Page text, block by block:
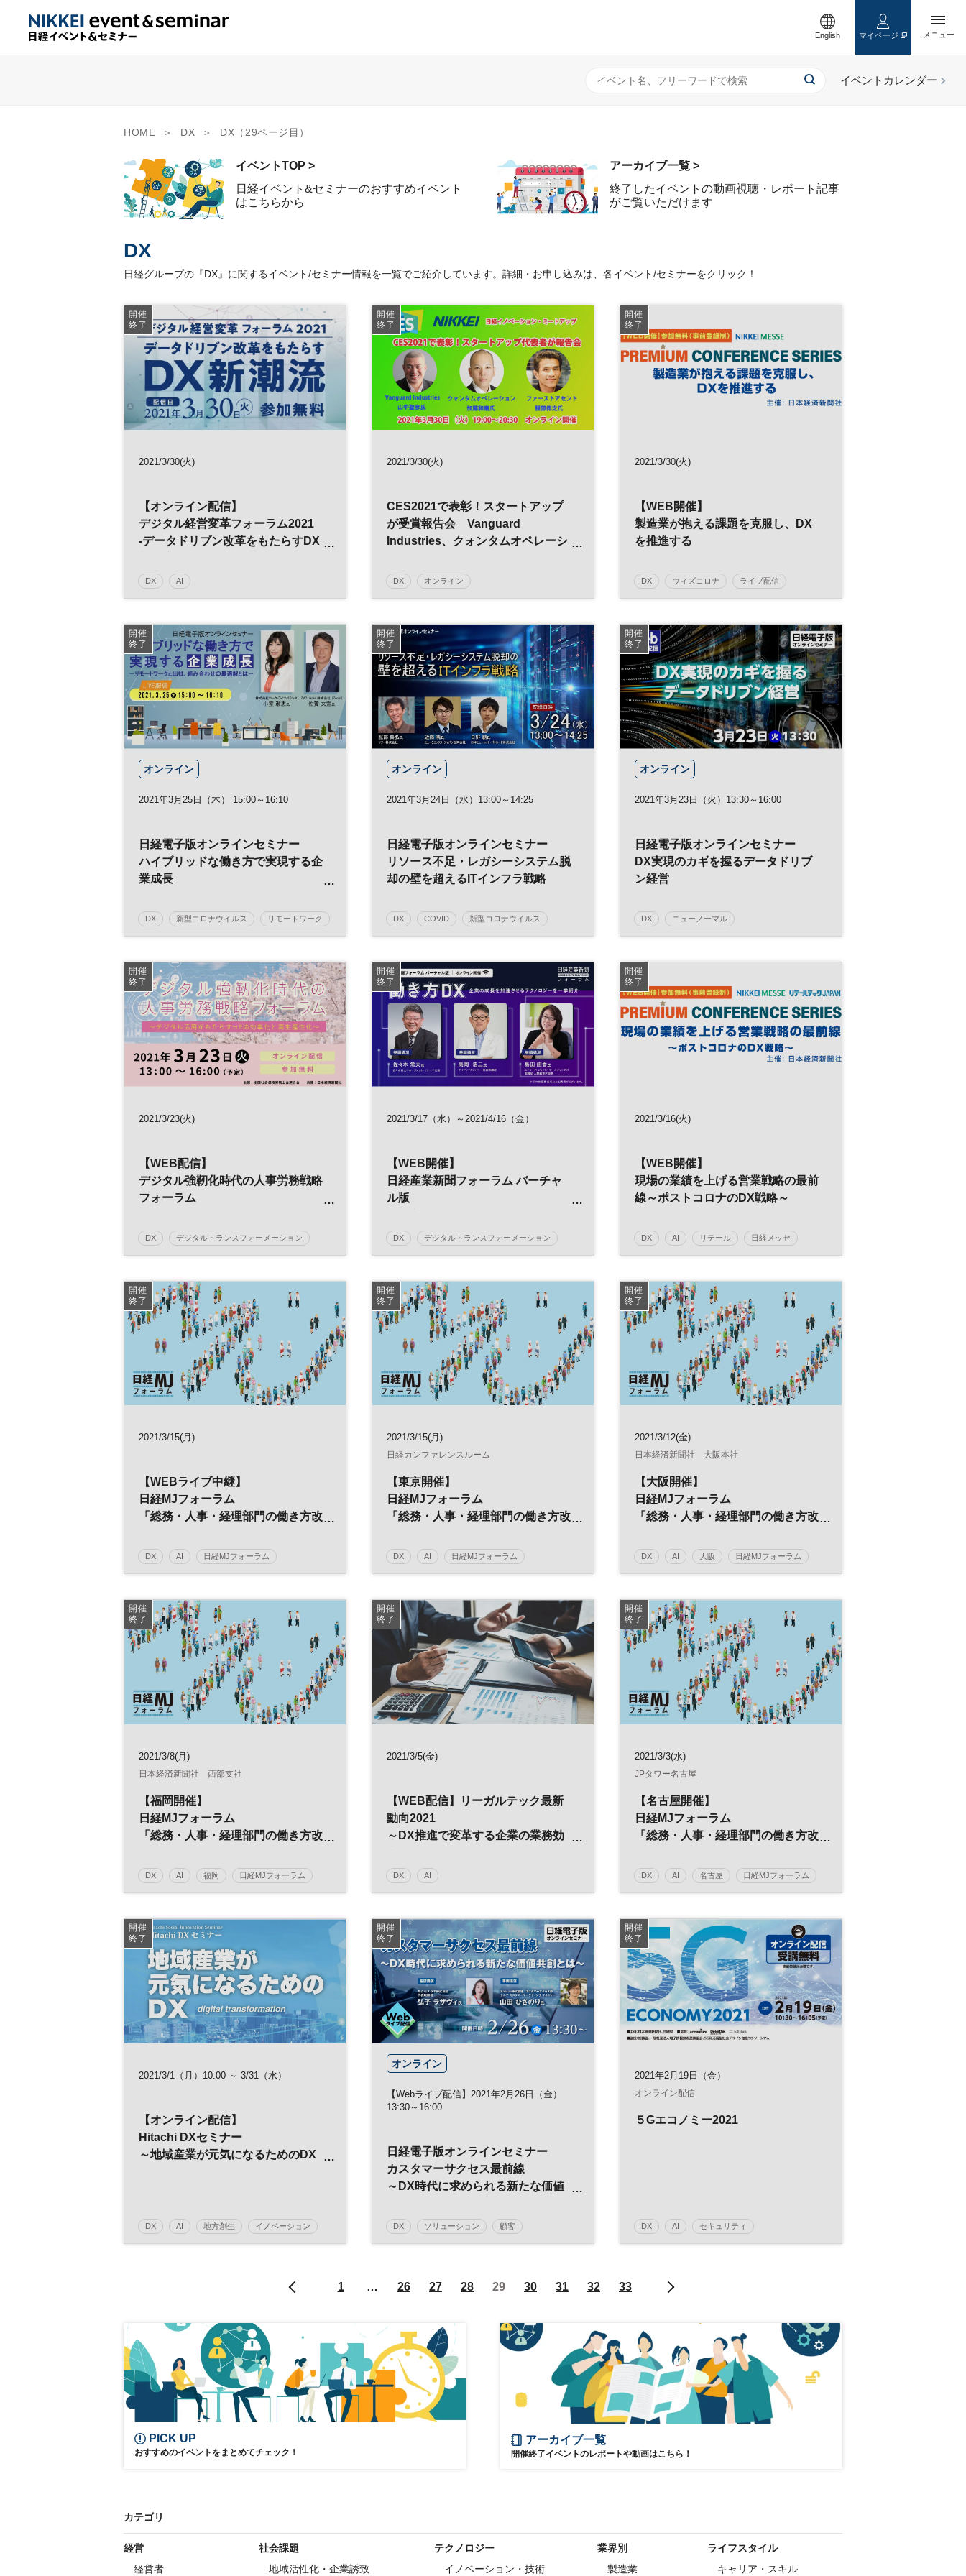
English マイページ
HOME DX DX（29ページ目）
イベントTOP >
日経イベント&セミナーのおすすめイベント
はこちらから
アーカイブ一覧 >
終了したイベントの動画視聴・レポート記事
がご覧いただけます
DX
日経グループの『DX』に関するイベント/セミナー情報を一覧でご紹介しています。詳細・お申し込みは、各イベント/セミナーをクリック！
開催
終了
2021/3/30(火)
【オンライン配信】
デジタル経営変革フォーラム2021
-データドリブン改革をもたらすDX
DX AI
経営 業務効率化 CX デジタル
参加無料
開催
終了
2021/3/30(火)
CES2021で表彰！スタートアップ
が受賞報告会 Vanguard
Industries、クォンタムオペレーシ
表が登壇◇３月30日19時オンライ
ン開催◇日経イノベーション・ミー
DX オンライン
ベンチャーキャピタル イノベーション
デジタルトランスフォーメーション
テクノロジー CES スタートアップ
デジタル オープンイノベーション
ベンチャー
開催
終了
2021/3/30(火)
【WEB開催】
製造業が抱える課題を克服し、DX
を推進する
DX ウィズコロナ ライブ配信
デジタルトランスフォーメーション IT
製造業 参加無料
日経メッセプレミアム・カンファレンス・シリー
ズ
開催
終了
オンライン
2021年3月25日（木） 15:00～16:10
日経電子版オンラインセミナー
ハイブリッドな働き方で実現する企
業成長
せの最適解とは－
DX 新型コロナウイルス リモートワーク
デジタルトランスフォーメーション ビジネス
日経オンラインセミナー
開催
終了
オンライン
2021年3月24日（水）13:00～14:25
日経電子版オンラインセミナー
リソース不足・レガシーシステム脱
却の壁を超えるITインフラ戦略
DX COVID 新型コロナウイルス
デジタルトランスフォーメーション
インフラ 日経オンラインセミナー
開催
終了
オンライン
2021年3月23日（火）13:30～16:00
日経電子版オンラインセミナー
DX実現のカギを握るデータドリブ
ン経営
DX ニューノーマル
ビジネス
日経オンラインセミナー
開催
終了
2021/3/23(火)
【WEB配信】
デジタル強靭化時代の人事労務戦略
フォーラム
率化と高生産性化～
DX デジタルトランスフォーメーション
開催
終了
2021/3/17（水）～2021/4/16（金）
【WEB開催】
日経産業新聞フォーラム バーチャ
ル版
テクノロジーを一挙紹介
DX デジタルトランスフォーメーション
中堅・中小企業 参加無料
日経産業新聞フォーラム
開催
終了
2021/3/16(火)
【WEB開催】
現場の業績を上げる営業戦略の最前
線～ポストコロナのDX戦略～
DX AI リテール 日経メッセ
働き方改革 マーケティング
リテールテック 参加無料
開催
終了
2021/3/15(月)
【WEBライブ中継】
日経MJフォーラム
「総務・人事・経理部門の働き方改
～ポストコロナ時代の経営戦略～
DX AI 日経MJフォーラム
働き方改革 経営戦略
経理 RPA バックオフィス 参加無料
開催
終了
2021/3/15(月)
日経カンファレンスルーム
【東京開催】
日経MJフォーラム
「総務・人事・経理部門の働き方改
～ポストコロナ時代の経営戦略～
DX AI 日経MJフォーラム
働き方改革 経営戦略 人事
経理 バックオフィス 参加無料
開催
終了
2021/3/12(金)
日本経済新聞社 大阪本社
【大阪開催】
日経MJフォーラム
「総務・人事・経理部門の働き方改
～ポストコロナ時代の経営戦略～
DX AI 大阪 日経MJフォーラム
働き方改革 経営戦略
経理 RPA バックオフィス 参加無料
開催
終了
2021/3/8(月)
日本経済新聞社 西部支社
【福岡開催】
日経MJフォーラム
「総務・人事・経理部門の働き方改
～ポストコロナ時代の経営戦略～
DX AI 福岡 日経MJフォーラム
働き方改革 経営戦略
経理 RPA バックオフィス
開催
終了
2021/3/5(金)
【WEB配信】リーガルテック最新
動向2021
～DX推進で変革する企業の業務効
DX AI
経営 デジタル 参加無料
リーガルテック
開催
終了
2021/3/3(水)
JPタワー名古屋
【名古屋開催】
日経MJフォーラム
「総務・人事・経理部門の働き方改
～ポストコロナ時代の経営戦略～
DX AI 名古屋 日経MJフォーラム
働き方改革 経営戦略 人事 総務
経理 RPA バックオフィス 参加無料
開催
終了
2021/3/1（月）10:00 ～ 3/31（水）
【オンライン配信】
Hitachi DXセミナー
～地域産業が元気になるためのDX
DX AI 地方創生 イノベーション
開催
終了
オンライン
【Webライブ配信】2021年2月26日（金）
13:30～16:00
日経電子版オンラインセミナー
カスタマーサクセス最前線
～DX時代に求められる新たな価値
DX ソリューション 顧客
開催
終了
2021年2月19日（金）
オンライン配信
５Gエコノミー2021
DX AI セキュリティ
1 … 26 27 28 29 30 31 32 33
PICK UP
おすすめのイベントをまとめてチェック！
アーカイブ一覧
開催終了イベントのレポートや動画はこちら！
カテゴリ
経営
経営者
社会課題
地域活性化・企業誘致
テクノロジー
イノベーション・技術
業界別
製造業
ライフスタイル
キャリア・スキル